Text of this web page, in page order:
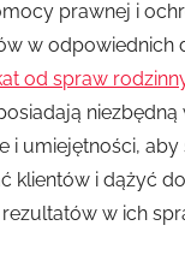
prawnej i
w odpowiednich
od spraw
niezbędną
i umiejętności, aby
klientów i dążyć
w ich